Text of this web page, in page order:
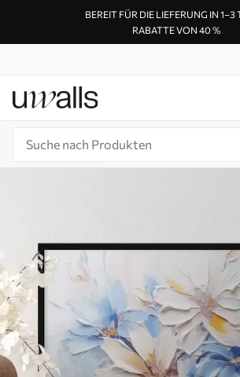
BEREIT FÜR DIE LIEFERUNG IN 1–3
RABATTE VON 40 %